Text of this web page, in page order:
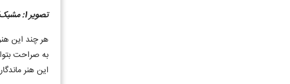
تصویر 1: مشبک‌کاری روی فلز
هر چند این
به صراحت
این هنر